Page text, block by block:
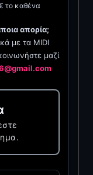
το καθένα
απορία;
με τα MIDI
μαζί